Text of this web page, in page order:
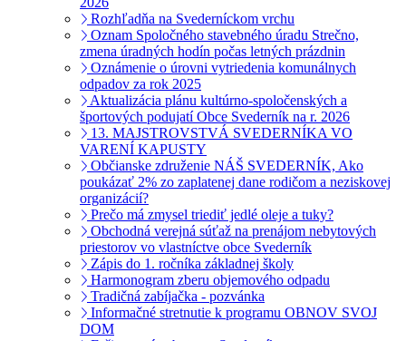
Rozhľadňa na Svederníckom vrchu
Oznam Spoločného stavebného úradu Strečno,
zmena úradných hodín počas letných prázdnin
Oznámenie o úrovni vytriedenia komunálnych
odpadov za rok 2025
Aktualizácia plánu kultúrno-spoločenských a
športových podujatí Obce Svederník na r. 2026
13. MAJSTROVSTVÁ SVEDERNÍKA VO
VARENÍ KAPUSTY
Občianske združenie NÁŠ SVEDERNÍK, Ako
poukázať 2% zo zaplatenej dane rodičom a neziskovej
organizácií?
Prečo má zmysel triediť jedlé oleje a tuky?
Obchodná verejná súťaž na prenájom nebytových
priestorov vo vlastníctve obce Svederník
Zápis do 1. ročníka základnej školy
Harmonogram zberu objemového odpadu
Tradičná zabíjačka - pozvánka
Informačné stretnutie k programu OBNOV SVOJ
DOM